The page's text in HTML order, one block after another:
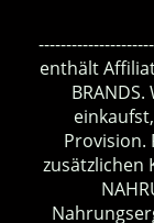
enthält
Provision.
zusätzlichen